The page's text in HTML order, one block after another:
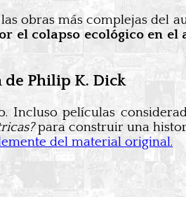
obras más complejas del
el colapso ecológico en
de Philip K. Dick
películas
para construir una
del material original.